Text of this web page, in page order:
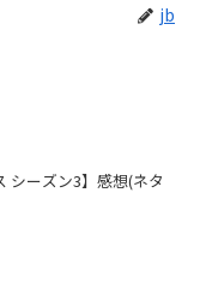
jb
シーズン3】感想(ネタ